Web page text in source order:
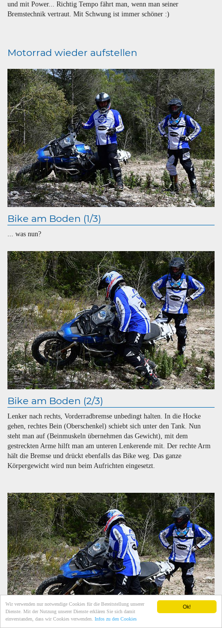
Ok!
Wir verwenden nur notwendige Cookies für die Bereitstellung unserer
Dienste. Mit der Nutzung unserer Dienste erklären Sie sich damit
einverstanden, dass wir Cookies verwenden. Infos zu den Cookies
und mit Power... Richtig Tempo fährt man, wenn man seiner
Bremstechnik vertraut. Mit Schwung ist immer schöner :)
Motorrad wieder aufstellen
Bike am Boden (1/3)
... was nun?
Bike am Boden (2/3)
Lenker nach rechts, Vorderradbremse unbedingt halten. In die Hocke
gehen, rechtes Bein (Oberschenkel) schiebt sich unter den Tank. Nun
steht man auf (Beinmuskeln übernehmen das Gewicht), mit dem
gestreckten Arme hilft man am unteren Lenkerende mit. Der rechte Arm
hält die Bremse und drückt ebenfalls das Bike weg. Das ganze
Körpergewicht wird nun beim Aufrichten eingesetzt.